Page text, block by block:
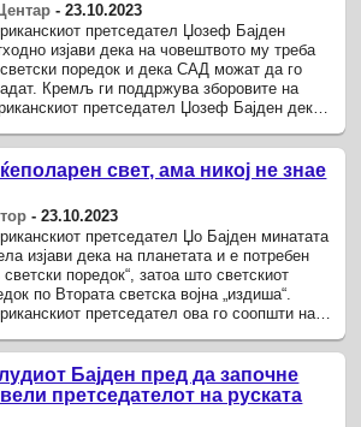
-23.10.2023
претседател Џозеф Бајден
изјави дека на човештвото му треба
поредок и дека САД можат да го
Кремљ ги поддржува зборовите на
претседател Џозеф Бајден дека
свет, ама никој не знае
-23.10.2023
претседател Џо Бајден минатата
изјави дека на планетата и е потребен
светски поредок“, затоа што светскиот
по Втората светска војна „издиша“.
претседател ова го соопшти на
Бајден пред да започне
претседателот на руската